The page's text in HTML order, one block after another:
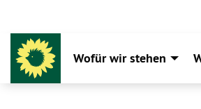
Wofür wir stehen